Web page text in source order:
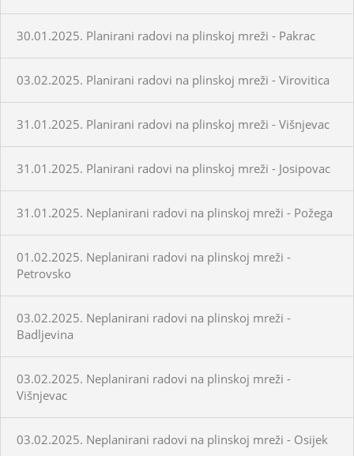
30.01.2025. Planirani radovi na plinskoj mreži - Pakrac
03.02.2025. Planirani radovi na plinskoj mreži - Virovitica
31.01.2025. Planirani radovi na plinskoj mreži - Višnjevac
31.01.2025. Planirani radovi na plinskoj mreži - Josipovac
31.01.2025. Neplanirani radovi na plinskoj mreži - Požega
01.02.2025. Neplanirani radovi na plinskoj mreži -
Petrovsko
03.02.2025. Neplanirani radovi na plinskoj mreži -
Badljevina
03.02.2025. Neplanirani radovi na plinskoj mreži -
Višnjevac
03.02.2025. Neplanirani radovi na plinskoj mreži - Osijek